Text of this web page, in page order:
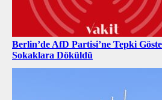
Berlin’de AfD Partisi’ne Tepki
Sokaklara Döküldü